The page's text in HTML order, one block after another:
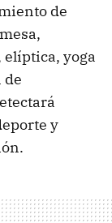
de
yoga
de
y